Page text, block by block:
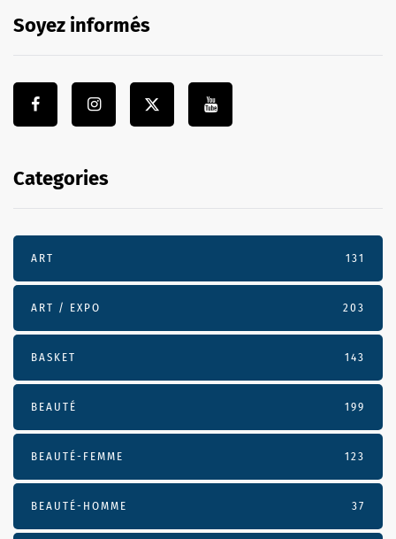
Soyez informés
Categories
ART 131
ART / EXPO 203
BASKET 143
BEAUTÉ 199
BEAUTÉ-FEMME 123
BEAUTÉ-HOMME 37